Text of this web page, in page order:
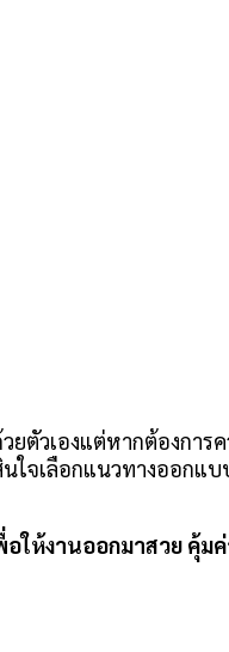
ตัวเองแต่หากต้องก
จเลือกแนวทางออกแ
ห้งานออกมาสวย คุ้ม